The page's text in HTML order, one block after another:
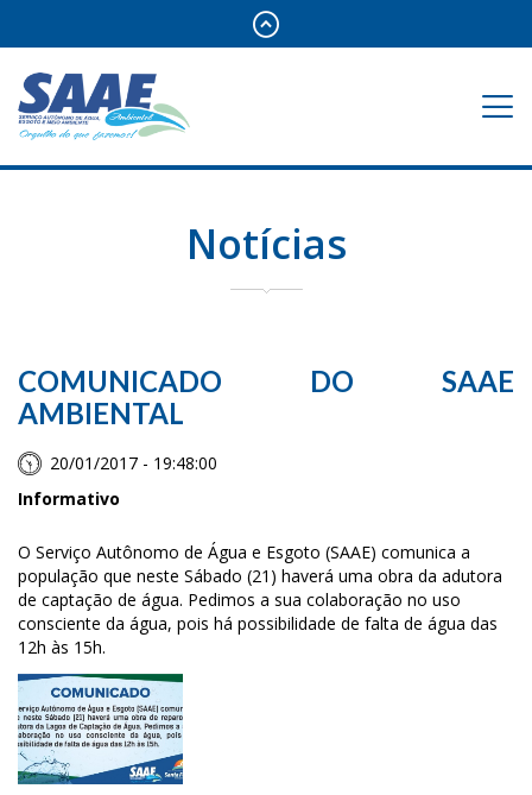
Notícias
COMUNICADO DO SAAE
AMBIENTAL
20/01/2017 - 19:48:00
Informativo
O Serviço Autônomo de Água e Esgoto (SAAE) comunica a
população que neste Sábado (21) haverá uma obra da adutora
de captação de água. Pedimos a sua colaboração no uso
consciente da água, pois há possibilidade de falta de água das
12h às 15h.